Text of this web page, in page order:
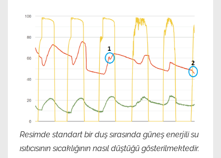
Resimde standart bir duş sırasında güneş enerjili su
ısıtıcısının sıcaklığının nasıl düştüğü gösterilmektedir.